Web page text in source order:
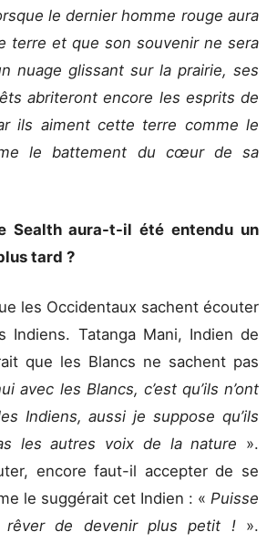
le dernier homme rouge aura
terre et que son souvenir ne sera
nuage glissant sur la prairie, ses
abriteront encore les esprits de
ils aiment cette terre comme le
le battement du cœur de sa
Sealth aura-t-il été entendu un
tard ?
les Occidentaux sachent écouter
Indiens. Tatanga Mani, Indien de
que les Blancs ne sachent pas
avec les Blancs, c’est qu’ils n’ont
Indiens, aussi je suppose qu’ils
les autres voix de la nature ».
encore faut-il accepter de se
le suggérait cet Indien : « Puisse
rêver de devenir plus petit ! ».